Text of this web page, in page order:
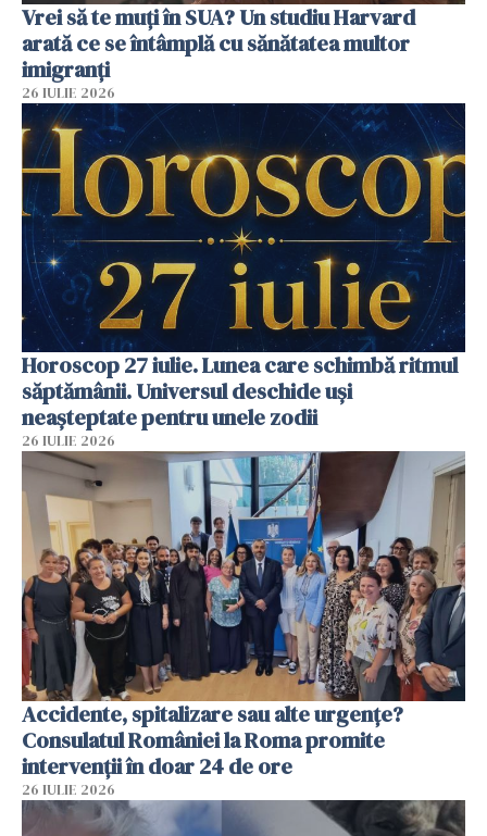
Vrei să te muți în SUA? Un studiu Harvard
arată ce se întâmplă cu sănătatea multor
imigranți
26 IULIE 2026
Horoscop 27 iulie. Lunea care schimbă ritmul
săptămânii. Universul deschide uși
neașteptate pentru unele zodii
26 IULIE 2026
Accidente, spitalizare sau alte urgențe?
Consulatul României la Roma promite
intervenții în doar 24 de ore
26 IULIE 2026